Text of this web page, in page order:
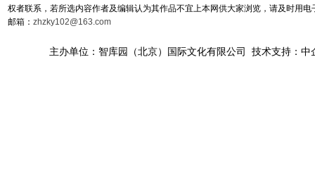
权者联系，若所选内容作者及编辑认为其作品不宜上本网供大家浏览，请及时用
邮箱： zhzky102@163.com
主办单位：智库园（北京）国际文化有限公司 技术支持：